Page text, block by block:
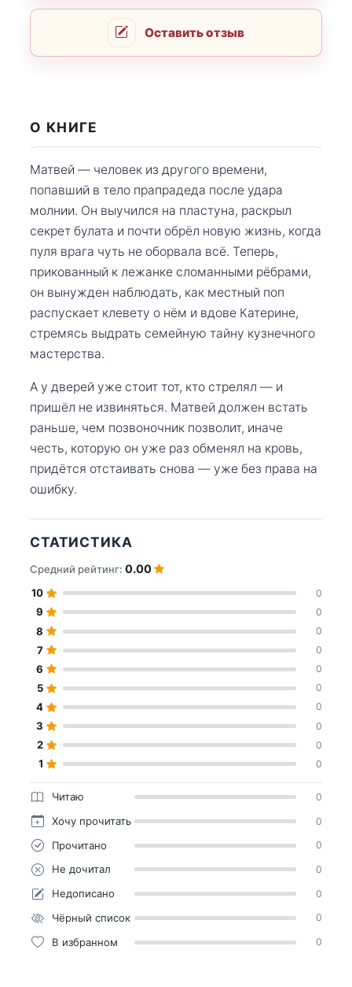
Оставить отзыв
О КНИГЕ
Матвей — человек из другого времени,
попавший в тело прапрадеда после удара
молнии. Он выучился на пластуна, раскрыл
секрет булата и почти обрёл новую жизнь, когда
пуля врага чуть не оборвала всё. Теперь,
прикованный к лежанке сломанными рёбрами,
он вынужден наблюдать, как местный поп
распускает клевету о нём и вдове Катерине,
стремясь выдрать семейную тайну кузнечного
мастерства.
А у дверей уже стоит тот, кто стрелял — и
пришёл не извиняться. Матвей должен встать
раньше, чем позвоночник позволит, иначе
честь, которую он уже раз обменял на кровь,
придётся отстаивать снова — уже без права на
ошибку.
СТАТИСТИКА
Средний рейтинг: 0.00
10 0
9 0
8 0
7 0
6 0
5 0
4 0
3 0
2 0
1 0
Читаю 0
Хочу прочитать 0
Прочитано 0
Не дочитал 0
Недописано 0
Чёрный список 0
В избранном 0